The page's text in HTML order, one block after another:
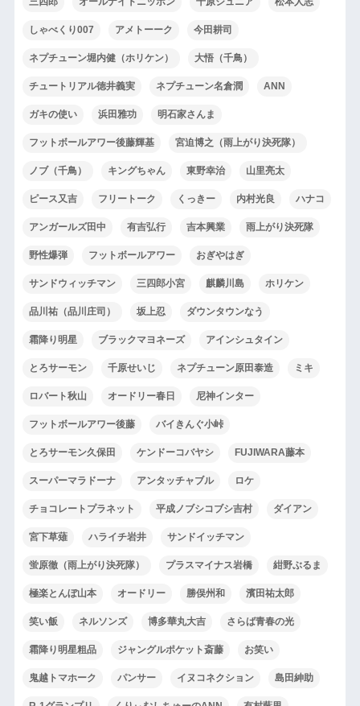
しゃべくり007 アメトーーク 今田耕司
ネプチューン堀内健（ホリケン） 大悟（千鳥）
チュートリアル徳井義実 ネプチューン名倉潤 ANN
ガキの使い 浜田雅功 明石家さんま
フットボールアワー後藤輝基 宮迫博之（雨上がり決死隊）
ノブ（千鳥） キングちゃん 東野幸治 山里亮太
ピース又吉 フリートーク くっきー 内村光良 ハナコ
アンガールズ田中 有吉弘行 吉本興業 雨上がり決死隊
野性爆弾 フットボールアワー おぎやはぎ
サンドウィッチマン 三四郎小宮 麒麟川島 ホリケン
品川祐（品川庄司） 坂上忍 ダウンタウンなう
霜降り明星 ブラックマヨネーズ アインシュタイン
とろサーモン 千原せいじ ネプチューン原田泰造 ミキ
ロバート秋山 オードリー春日 尼神インター
フットボールアワー後藤 バイきんぐ小峠
とろサーモン久保田 ケンドーコバヤシ FUJIWARA藤本
スーパーマラドーナ アンタッチャブル ロケ
チョコレートプラネット 平成ノブシコブシ吉村 ダイアン
宮下草薙 ハライチ岩井 サンドイッチマン
蛍原徹（雨上がり決死隊） プラスマイナス岩橋 紺野ぶるま
極楽とんぼ山本 オードリー 勝俣州和 濱田祐太郎
笑い飯 ネルソンズ 博多華丸大吉 さらば青春の光
霜降り明星粗品 ジャングルポケット斎藤 お笑い
鬼越トマホーク パンサー イヌコネクション 島田紳助